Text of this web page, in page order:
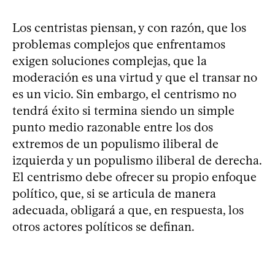
Los centristas piensan, y con razón, que los
problemas complejos que enfrentamos
exigen soluciones complejas, que la
moderación es una virtud y que el transar no
es un vicio. Sin embargo, el centrismo no
tendrá éxito si termina siendo un simple
punto medio razonable entre los dos
extremos de un populismo iliberal de
izquierda y un populismo iliberal de derecha.
El centrismo debe ofrecer su propio enfoque
político, que, si se articula de manera
adecuada, obligará a que, en respuesta, los
otros actores políticos se definan.